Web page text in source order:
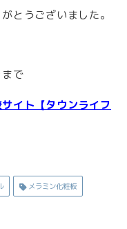
とうございました。
で
イト【タウンライフ
メラミン化粧板